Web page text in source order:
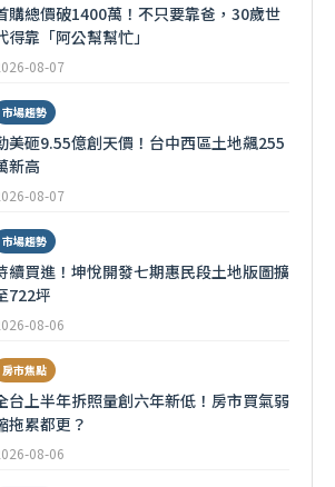
購總價破1400萬！不只要靠爸，30歲世
得靠「阿公幫幫忙」
08-07
市場趨勢
美砸9.55億創天價！台中西區土地飆255
新高
08-07
市場趨勢
續買進！坤悅開發七期惠民段土地版圖擴
722坪
08-06
房市焦點
台上半年拆照量創六年新低！房市買氣弱
拖累都更？
08-06